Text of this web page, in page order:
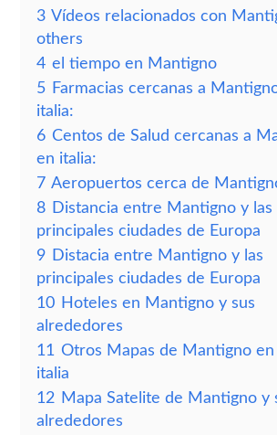
3 Vídeos relacionados con
others
4 el tiempo en Mantigno
5 Farmacias cercanas a
italia:
6 Centos de Salud cercanas a
en italia:
7 Aeropuertos cerca de
8 Distancia entre Mantigno y las
principales ciudades de Europa
9 Distacia entre Mantigno y las
principales ciudades de Europa
10 Hoteles en Mantigno y sus
alrededores
11 Otros Mapas de Mantigno
italia
12 Mapa Satelite de Mantigno y
alrededores